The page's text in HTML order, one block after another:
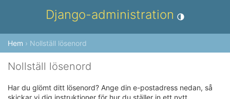
Django-administration Toggle theme
Hem › Nollställ lösenord
Nollställ lösenord
Har du glömt ditt lösenord? Ange din e-postadress nedan, så
skickar vi dig instruktioner för hur du ställer in ett nytt.